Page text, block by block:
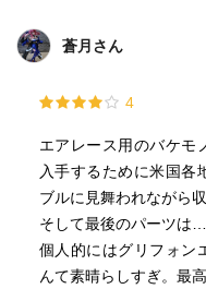
蒼月さん
4
エアレース用のバケモ
入手するために米国各
ブルに見舞われながら
そして最後のパーツは…
個人的にはグリフォン
んて素晴らしすぎ。最